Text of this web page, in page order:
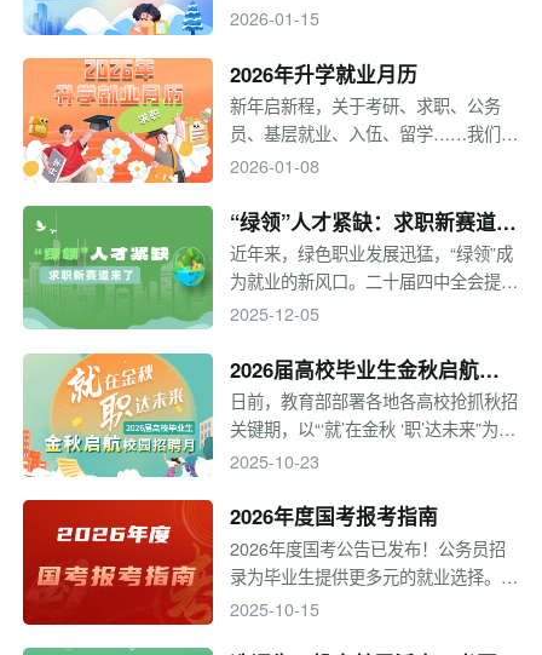
署各地各高校以“蓄力赋能强服务 寒假
2026年2月集中开展2026届高校毕业
生“寒假促就业暖心行动”。
2026-01-15
2026年升学就业月历
新年启新程，关于考研、求职、公务
员、基层就业、入伍、留学……我们梳
理了全年关键节点，助力同学们锚定目
你前行，所求皆如愿，所行皆坦途！
2026-01-08
“绿领”人才紧缺：求职新赛道来
了
近年来，绿色职业发展迅猛，“绿领”成
为就业的新风口。二十届四中全会提
出，要牢固树立和践行绿水青山就是金
引，协同推进降碳、减污、扩绿、增
长，筑牢生态安全屏障，增强绿色发展
动能。在“双碳”目标驱动下，能源、制
的岗位。
2025-12-05
2026届高校毕业生金秋启航校
园招聘月
日前，教育部部署各地各高校抢抓秋招
关键期，以“‘就’在金秋 ‘职’达未来”为主
题，于2025年9月至11月集中开展“金
上线下等多种形式，广泛汇集用人单位
岗位资源，拓展市场化社会化就业渠
道，精准做好就业指导服务，帮助毕业
尽早实现就业。
2025-10-23
2026年度国考报考指南
2026年度国考公告已发布！公务员招
录为毕业生提供更多元的就业选择。今
年国考有哪些要点关注？国考报考需要
2025-10-15